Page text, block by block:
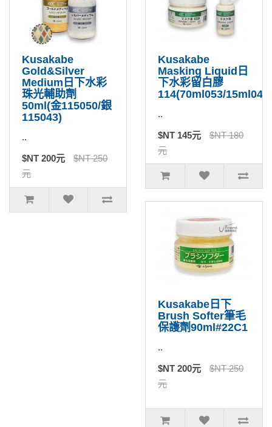
Kusakabe
Gold&Silver
Medium日下水彩
珠光輔助劑
50ml(金115050/銀
115043)
..
$NT 200元
$NT 250
元
Kusakabe
Masking Liquid日
下水彩留白膠
114(70ml053/15ml046)
..
$NT 145元
$NT 180
元
Kusakabe日下
Brush Softer筆毛
保護劑90ml#22C1
..
$NT 200元
$NT 250
元